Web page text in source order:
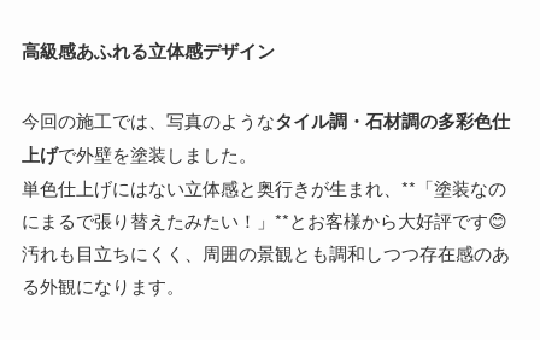
高級感あふれる立体感デザイン
今回の施工では、写真のようなタイル調・石材調の多彩色仕
上げで外壁を塗装しました。
単色仕上げにはない立体感と奥行きが生まれ、**「塗装なの
にまるで張り替えたみたい！」**とお客様から大好評です😊
汚れも目立ちにくく、周囲の景観とも調和しつつ存在感のあ
る外観になります。